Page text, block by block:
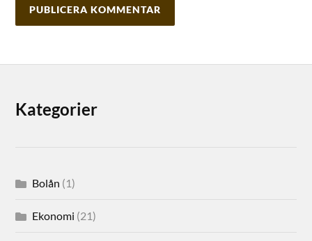
Kategorier
Bolån (1)
Ekonomi (21)